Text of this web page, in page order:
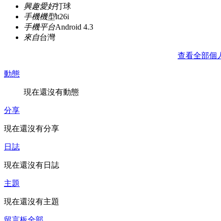
興趣愛好打球
手機機型lt26i
手機平台Android 4.3
來自台灣
查看全部個
動態
現在還沒有動態
分享
現在還沒有分享
日誌
現在還沒有日誌
主題
現在還沒有主題